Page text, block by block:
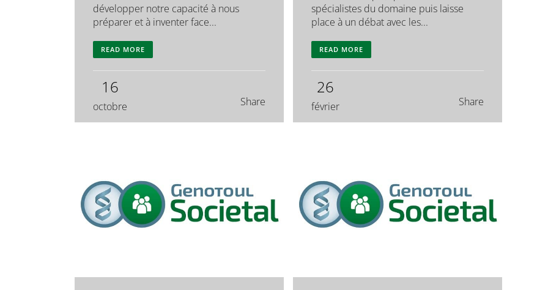
spécialistes du domaine puis laisse
place à un débat avec les...
READ MORE
26
février Share
développer notre capacité à nous
préparer et à inventer face...
READ MORE
16
octobre Share